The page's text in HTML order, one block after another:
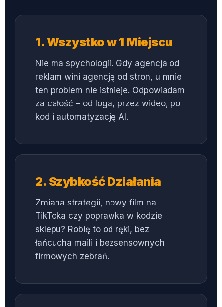
1. Wszystko w 1 Miejscu
Nie ma spychologii. Gdy agencja od
reklam wini agencję od stron, u mnie
ten problem nie istnieje. Odpowiadam
za całość – od loga, przez wideo, po
kod i automatyzację AI.
2. Szybkość Działania
Zmiana strategii, nowy film na
TikToka czy poprawka w kodzie
sklepu? Robię to od ręki, bez
łańcucha maili i bezsensownych
firmowych zebrań.